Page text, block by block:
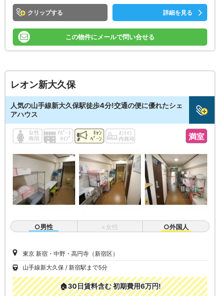
クリップ 詳細を見る
この物件にメールで問い合せる
レオン新大久保
人気の山手線新大久保駅徒歩4分!交通の便に優れたシェ
アハウス
満室
○男性 ×女性 ○外国人
東京 新宿・中野・高円寺（新宿区）
山手線新大久保
新宿駅まで5分
🏠30日賃料含む 初期費用6万円!